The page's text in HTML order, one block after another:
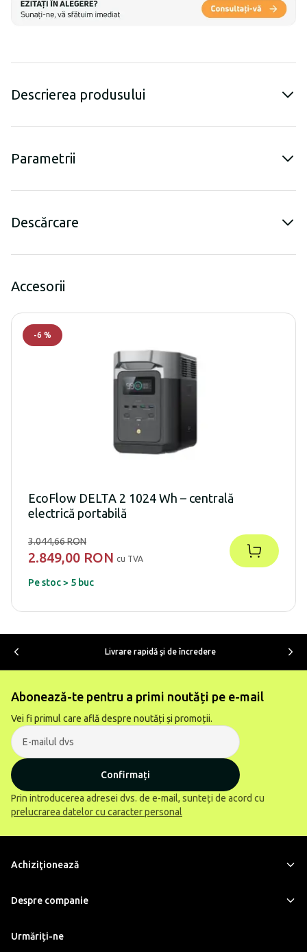
Descrierea produsului
Parametrii
Descărcare
Accesorii
-6 %
EcoFlow DELTA 2 1024 Wh – centrală
electrică portabilă
3.044,66 RON
2.849,00 RON cu TVA
Pe stoc > 5 buc
Livrare rapidă şi de încredere
Abonează-te pentru a primi noutăți pe e-mail
Vei fi primul care află despre noutăți și promoții.
Confirmați
Prin introducerea adresei dvs. de e-mail, sunteți de acord cu
prelucrarea datelor cu caracter personal
Achiziţionează
Despre companie
Urmăriți-ne